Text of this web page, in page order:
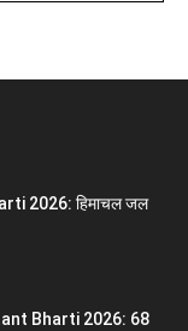
2026: हिमाचल जल
Bharti 2026: 68